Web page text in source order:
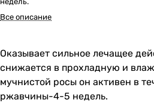
Все описание
Оказывает сильное лечащее
снижается в прохладную и
мучнистой росы он активен в
ржавчины-4-5 недель.